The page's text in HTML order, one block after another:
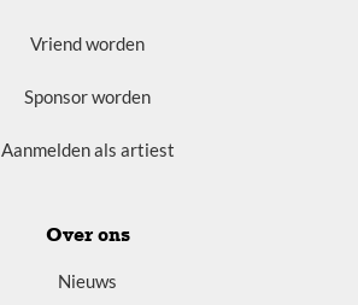
Vriend worden
Sponsor worden
Aanmelden als artiest
Over ons
Nieuws